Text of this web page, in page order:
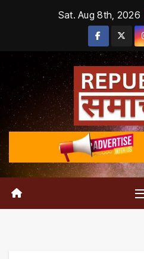
Sat. Aug 8th, 2026